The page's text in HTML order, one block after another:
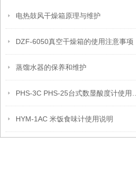
电热鼓风干燥箱原理与维护
DZF-6050真空干燥箱的使用注意事项
蒸馏水器的保养和维护
HYM-1AC 米饭食味计使用说明